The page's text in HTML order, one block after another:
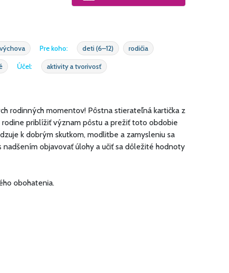
Pre koho: deti (6–12)
rodičia
Účel: aktivity a tvorivosť
rodinných momentov! Pôstna stierateľná kartička z
priblížiť význam pôstu a prežiť toto obdobie
k dobrým skutkom, modlitbe a zamysleniu sa
objavovať úlohy a učiť sa dôležité hodnoty
obohatenia.